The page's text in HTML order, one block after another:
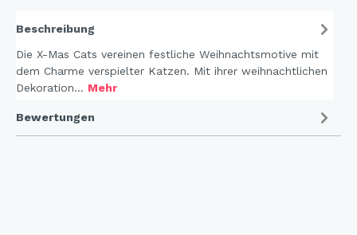
Beschreibung
Die X-Mas Cats vereinen festliche Weihnachtsmotive mit
dem Charme verspielter Katzen. Mit ihrer weihnachtlichen
Dekoration… Mehr
Bewertungen